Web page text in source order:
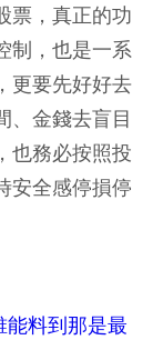
票，真正的功
制，也是一系
更要先好好去
、金錢去盲目
也務必按照投
安全感停損停
料到那是最